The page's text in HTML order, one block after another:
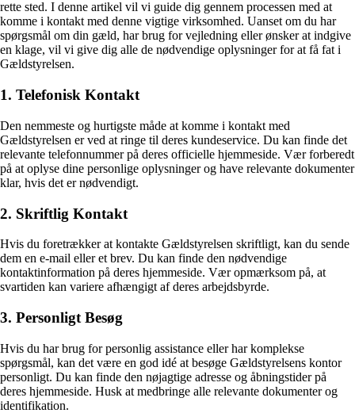
rette sted. I denne artikel vil vi guide dig gennem processen med at
komme i kontakt med denne vigtige virksomhed. Uanset om du har
spørgsmål om din gæld, har brug for vejledning eller ønsker at indgive
en klage, vil vi give dig alle de nødvendige oplysninger for at få fat i
Gældstyrelsen.
1. Telefonisk Kontakt
Den nemmeste og hurtigste måde at komme i kontakt med
Gældstyrelsen er ved at ringe til deres kundeservice. Du kan finde det
relevante telefonnummer på deres officielle hjemmeside. Vær forberedt
på at oplyse dine personlige oplysninger og have relevante dokumenter
klar, hvis det er nødvendigt.
2. Skriftlig Kontakt
Hvis du foretrækker at kontakte Gældstyrelsen skriftligt, kan du sende
dem en e-mail eller et brev. Du kan finde den nødvendige
kontaktinformation på deres hjemmeside. Vær opmærksom på, at
svartiden kan variere afhængigt af deres arbejdsbyrde.
3. Personligt Besøg
Hvis du har brug for personlig assistance eller har komplekse
spørgsmål, kan det være en god idé at besøge Gældstyrelsens kontor
personligt. Du kan finde den nøjagtige adresse og åbningstider på
deres hjemmeside. Husk at medbringe alle relevante dokumenter og
identifikation.